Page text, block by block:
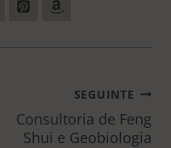
SEGUINTE
Consultoria de Feng
Shui e Geobiologia